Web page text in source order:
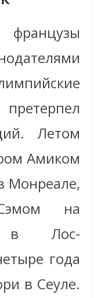
Летом
Амиком
Монреале,
на
в Лос-
года
в Сеуле.